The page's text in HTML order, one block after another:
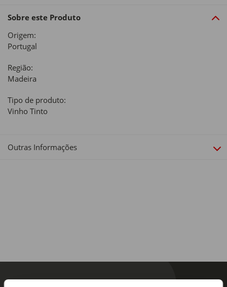
Sobre este Produto
Origem:
Portugal
Região:
Madeira
Tipo de produto:
Vinho Tinto
Outras Informações